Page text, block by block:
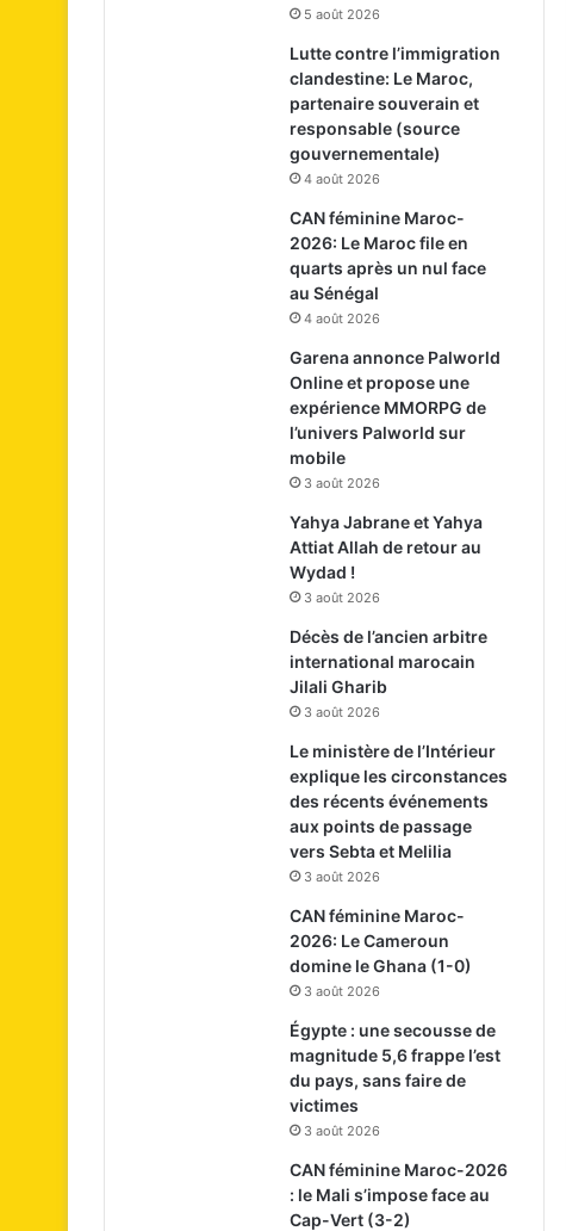
5 août 2026
Lutte contre l’immigration
clandestine: Le Maroc,
partenaire souverain et
responsable (source
gouvernementale)
4 août 2026
CAN féminine Maroc-
2026: Le Maroc file en
quarts après un nul face
au Sénégal
4 août 2026
Garena annonce Palworld
Online et propose une
expérience MMORPG de
l’univers Palworld sur
mobile
3 août 2026
Yahya Jabrane et Yahya
Attiat Allah de retour au
Wydad !
3 août 2026
Décès de l’ancien arbitre
international marocain
Jilali Gharib
3 août 2026
Le ministère de l’Intérieur
explique les circonstances
des récents événements
aux points de passage
vers Sebta et Melilia
3 août 2026
CAN féminine Maroc-
2026: Le Cameroun
domine le Ghana (1-0)
3 août 2026
Égypte : une secousse de
magnitude 5,6 frappe l’est
du pays, sans faire de
victimes
3 août 2026
CAN féminine Maroc-2026
: le Mali s’impose face au
Cap-Vert (3-2)